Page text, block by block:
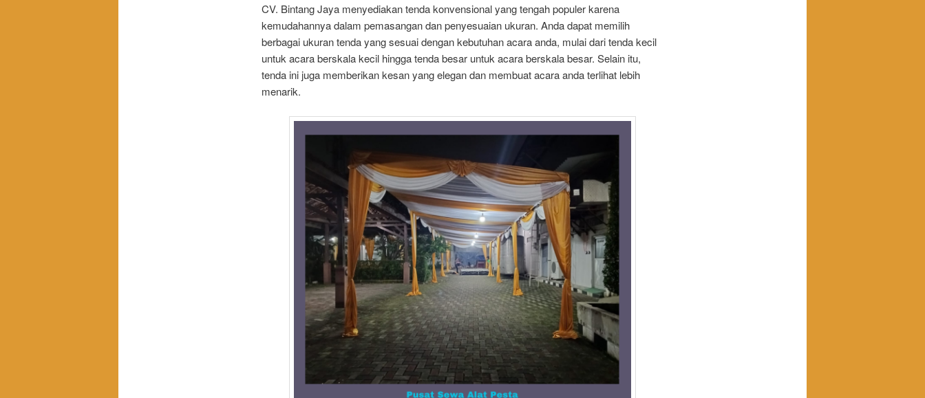
CV. Bintang Jaya menyediakan tenda konvensional yang tengah populer karena
kemudahannya dalam pemasangan dan penyesuaian ukuran. Anda dapat memilih
berbagai ukuran tenda yang sesuai dengan kebutuhan acara anda, mulai dari tenda kecil
untuk acara berskala kecil hingga tenda besar untuk acara berskala besar. Selain itu,
tenda ini juga memberikan kesan yang elegan dan membuat acara anda terlihat lebih
menarik.